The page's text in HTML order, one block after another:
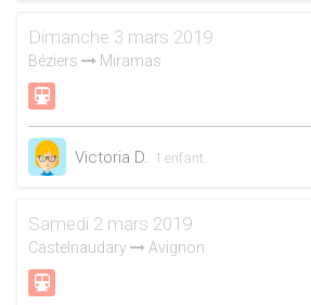
Dimanche 3 mars 2019
Béziers Miramas
Victoria D. 1 enfant
Samedi 2 mars 2019
Castelnaudary Avignon